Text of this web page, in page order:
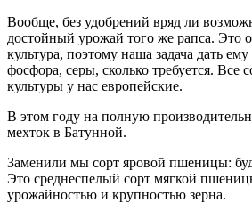
Вообще, без удобрений вряд ли
достойный урожай того же рапса. Это
культура, поэтому наша задача дать ему
фосфора, серы, сколько требуется. Все
культуры у нас европейские.
В этом году на полную
мехток в Батунной.
Заменили мы сорт яровой пшеницы:
Это среднеспелый сорт мягкой
урожайностью и крупностью зерна.